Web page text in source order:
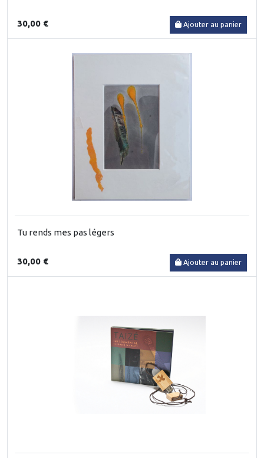
30,00 € Ajouter au panier
Tu rends mes pas légers
30,00 € Ajouter au panier